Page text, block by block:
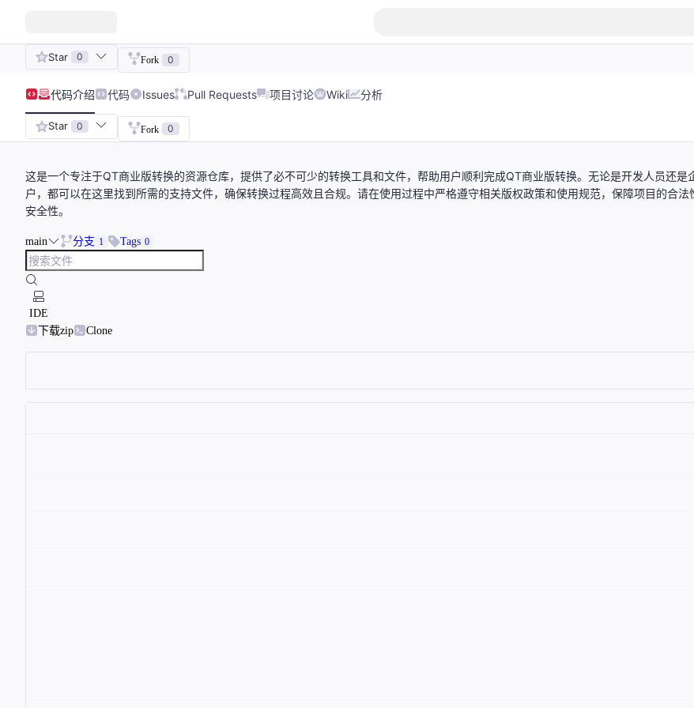
Star 0 Fork 0
代码介绍 代码 Issues Pull Requests 项目讨论 Wiki 分析
Star 0 Fork 0
这是一个专注于QT商业版转换的资源仓库，提供了必不可少的转换工具和文件，帮助用户顺利完成QT商业版转换。无论是开发人员还是
户，都可以在这里找到所需的支持文件，确保转换过程高效且合规。请在使用过程中严格遵守相关版权政策和使用规范，保障项目的合法
安全性。
main 分支 1 Tags 0
IDE
下载zip
Clone